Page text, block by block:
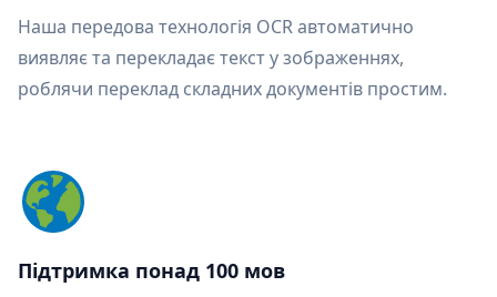
Наша передова технологія OCR автоматично
виявляє та перекладає текст у зображеннях,
роблячи переклад складних документів простим.
Підтримка понад 100 мов